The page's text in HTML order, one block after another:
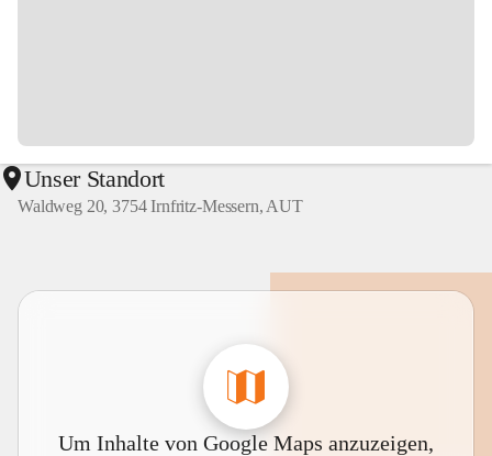
Unser Standort
Waldweg 20, 3754 Irnfritz-Messern, AUT
Um Inhalte von Google Maps anzuzeigen,